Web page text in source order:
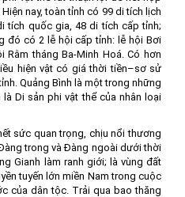
nay, toàn tỉnh có 99 di tích lịch
tích quốc gia, 48 di tích cấp tỉnh;
đó có 2 lễ hội cấp tỉnh: lễ hội Bơi
Rằm tháng Ba-Minh Hoá. Có hơn
hiện vật có giá thời tiền–sơ sử
Quảng Bình là một trong những
Di sản phi vật thể của nhân loại
sức quan trọng, chịu nổi thương
trong và Đàng ngoài dưới thời
Gianh làm ranh giới; là vùng đất
tuyến lớn miền Nam trong cuộc
của dân tộc. Trải qua bao thăng